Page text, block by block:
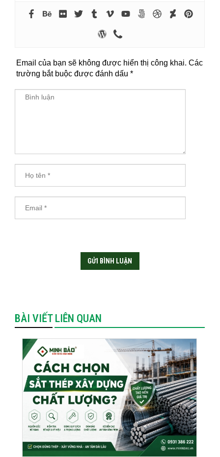
Email của bạn sẽ không được hiển thị công khai. Các
trường bắt buộc được đánh dấu *
BÀI VIẾT LIÊN QUAN